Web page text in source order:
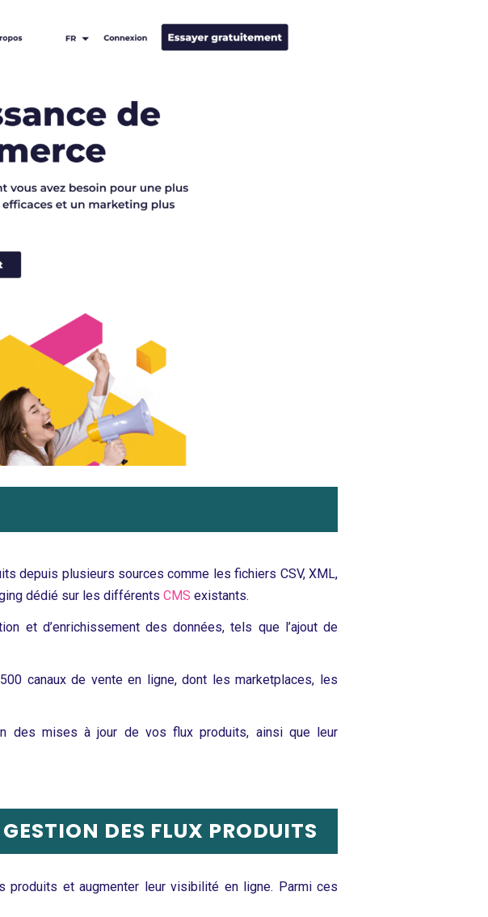
depuis plusieurs sources comme les fichiers CSV, XML,
dédié sur les différentsCMS existants.
et d’enrichissement des données, tels que l’ajout de
canaux de vente en ligne, dont les marketplaces, les
des mises à jour de vos flux produits, ainsi que leur
DES FLUX PRODUITS
et augmenter leur visibilité en ligne. Parmi ces